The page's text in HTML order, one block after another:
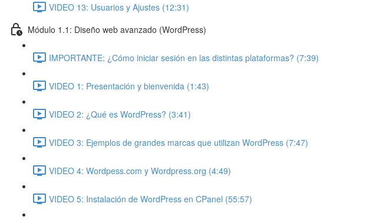
VIDEO 13: Usuarios y Ajustes (12:31)
Módulo 1.1: Diseño web avanzado (WordPress)
IMPORTANTE: ¿Cómo iniciar sesión en las distintas plataformas? (7:39)
VIDEO 1: Presentación y bienvenida (1:43)
VIDEO 2: ¿Qué es WordPress? (3:41)
VIDEO 3: Ejemplos de grandes marcas que utilizan WordPress (7:47)
VIDEO 4: Wordpess.com y Wordpress.org (4:49)
VIDEO 5: Instalación de WordPress en CPanel (55:57)